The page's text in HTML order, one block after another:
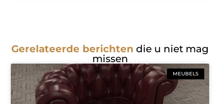
Gerelateerde berichten die u niet mag
missen
MEUBELS